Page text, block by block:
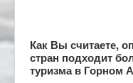
Как Вы считаете,
стран подходит
туризма в Горном